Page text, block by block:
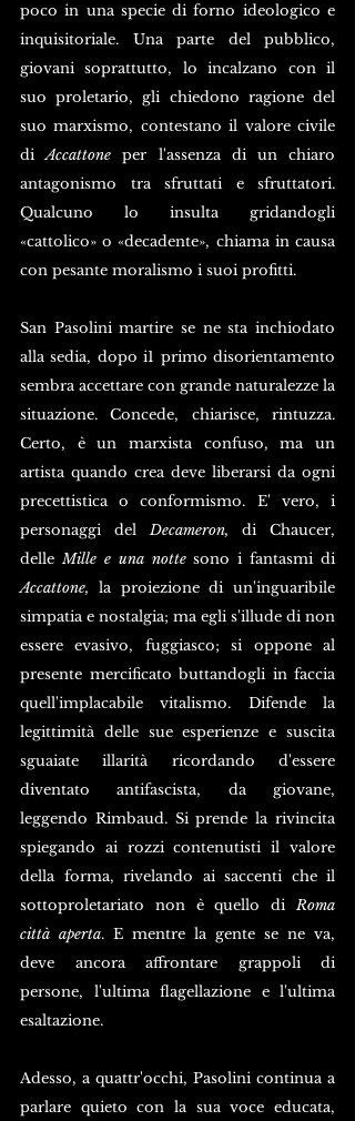
poco in una specie di forno ideologico e
inquisitoriale. Una parte del pubblico,
giovani soprattutto, lo incalzano con il
suo proletario, gli chiedono ragione del
suo marxismo, contestano il valore civile
di Accattone per l'assenza di un chiaro
antagonismo tra sfruttati e sfruttatori.
Qualcuno lo insulta gridandogli
«cattolico» o «decadente», chiama in causa
con pesante moralismo i suoi profitti.
San Pasolini martire se ne sta inchiodato
alla sedia, dopo i1 primo disorientamento
sembra accettare con grande naturalezze la
situazione. Concede, chiarisce, rintuzza.
Certo, è un marxista confuso, ma un
artista quando crea deve liberarsi da ogni
precettistica o conformismo. E' vero, i
personaggi del Decameron, di Chaucer,
delle Mille e una notte
Accattone, la proiezione di un'inguaribile
simpatia e nostalgia; ma egli s'illude di non
essere evasivo, fuggiasco; si oppone al
presente mercificato buttandogli in faccia
quell'implacabile vitalismo. Difende la
legittimità delle sue esperienze e suscita
sguaiate illarità ricordando d'essere
diventato antifascista, da giovane,
leggendo Rimbaud. Si prende la rivincita
spiegando ai rozzi contenutisti il valore
della forma, rivelando ai saccenti che il
sottoproletariato non è quello di Roma
città aperta. E mentre la gente se ne va,
deve ancora affrontare grappoli di
persone, l'ultima flagellazione e l'ultima
esaltazione.
Adesso, a quattr'occhi, Pasolini continua a
parlare quieto con la sua voce educata,